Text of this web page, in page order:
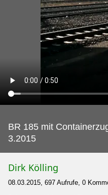
BR 185 mit
3.2015
Dirk Kölling
08.03.2015, 697 Aufrufe, 0